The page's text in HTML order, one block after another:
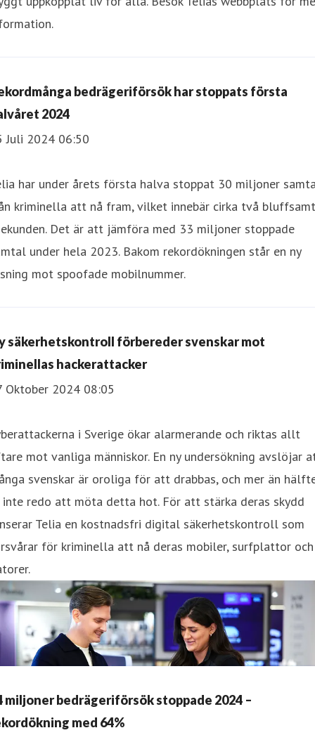
bedrägeriförsök har stoppats första
2024
Juli 2024 06:50
har under årets första halva stoppat 30 miljoner
kriminella att nå fram, vilket innebär cirka två
Det är att jämföra med 33 miljoner stoppade
under hela 2023. Bakom rekordökningen står en ny
mot spoofade mobilnummer.
säkerhetskontroll förbereder svenskar mot
hackerattacker
Oktober 2024 08:05
i Sverige ökar alarmerande och riktas allt
mot vanliga människor. En ny undersökning avslöjar
svenskar är oroliga för att drabbas, och mer än
inte redo att möta detta hot. För att stärka deras skydd
Telia en kostnadsfri digital säkerhetskontroll som
för kriminella att nå deras mobiler, surfplattor och
miljoner bedrägeriförsök stoppade 2024 –
med 64%